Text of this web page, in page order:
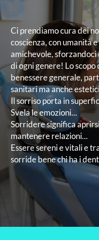
Ci prendiamo cura dei
coscienza, con umanità
amichevole,
di ogni genere! Lo
benessere generale,
sanitari ma anche
Il sorriso porta in
Svela le emozioni...
Sorridere significa
mantenere relazioni...
Essere sereni e vitali e
sorride bene chi ha i